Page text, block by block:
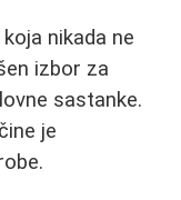
nikada ne
izbor za
sastanke.
je